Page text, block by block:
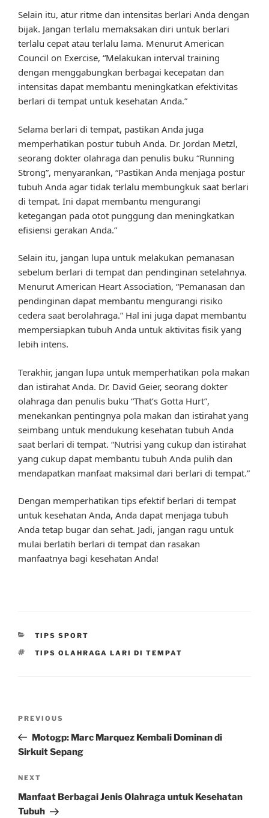
Selain itu, atur ritme dan intensitas berlari Anda dengan
bijak. Jangan terlalu memaksakan diri untuk berlari
terlalu cepat atau terlalu lama. Menurut American
Council on Exercise, “Melakukan interval training
dengan menggabungkan berbagai kecepatan dan
intensitas dapat membantu meningkatkan efektivitas
berlari di tempat untuk kesehatan Anda.”
Selama berlari di tempat, pastikan Anda juga
memperhatikan postur tubuh Anda. Dr. Jordan Metzl,
seorang dokter olahraga dan penulis buku “Running
Strong”, menyarankan, “Pastikan Anda menjaga postur
tubuh Anda agar tidak terlalu membungkuk saat berlari
di tempat. Ini dapat membantu mengurangi
ketegangan pada otot punggung dan meningkatkan
efisiensi gerakan Anda.”
Selain itu, jangan lupa untuk melakukan pemanasan
sebelum berlari di tempat dan pendinginan setelahnya.
Menurut American Heart Association, “Pemanasan dan
pendinginan dapat membantu mengurangi risiko
cedera saat berolahraga.” Hal ini juga dapat membantu
mempersiapkan tubuh Anda untuk aktivitas fisik yang
lebih intens.
Terakhir, jangan lupa untuk memperhatikan pola makan
dan istirahat Anda. Dr. David Geier, seorang dokter
olahraga dan penulis buku “That’s Gotta Hurt”,
menekankan pentingnya pola makan dan istirahat yang
seimbang untuk mendukung kesehatan tubuh Anda
saat berlari di tempat. “Nutrisi yang cukup dan istirahat
yang cukup dapat membantu tubuh Anda pulih dan
mendapatkan manfaat maksimal dari berlari di tempat.”
Dengan memperhatikan tips efektif berlari di tempat
untuk kesehatan Anda, Anda dapat menjaga tubuh
Anda tetap bugar dan sehat. Jadi, jangan ragu untuk
mulai berlatih berlari di tempat dan rasakan
manfaatnya bagi kesehatan Anda!
CATEGORIES
TIPS SPORT
TAGS
TIPS OLAHRAGA LARI DI TEMPAT
Previous
Post
PREVIOUS
Motogp: Marc Marquez Kembali Dominan di
Sirkuit Sepang
Next
Post
NEXT
Manfaat Berbagai Jenis Olahraga untuk Kesehatan
Tubuh